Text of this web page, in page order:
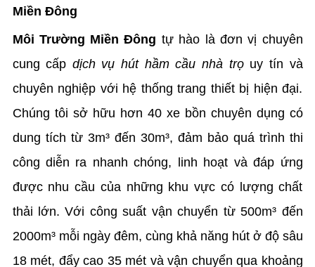
Miền Đông
Môi Trường Miền Đông tự hào là đơn vị chuyên
cung cấp dịch vụ hút hầm cầu nhà trọuy tín và
chuyên nghiệp với hệ thống trang thiết bị hiện đại.
Chúng tôi sở hữu hơn 40 xe bồn chuyên dụng có
dung tích từ 3m³ đến 30m³, đảm bảo quá trình thi
công diễn ra nhanh chóng, linh hoạt và đáp ứng
được nhu cầu của những khu vực có lượng chất
thải lớn. Với công suất vận chuyển từ 500m³ đến
2000m³ mỗi ngày đêm, cùng khả năng hút ở độ sâu
18 mét, đẩy cao 35 mét và vận chuyển qua khoảng